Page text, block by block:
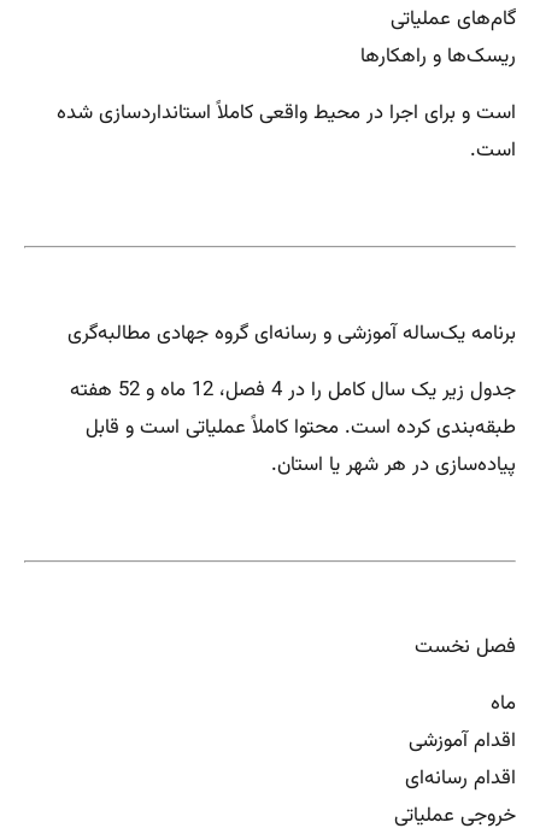
گام‌های عملیاتی
ریسک‌ها و راهکارها
است و برای اجرا در محیط واقعی کاملاً استانداردسازی شده
است.
برنامه یک‌ساله آموزشی و رسانه‌ای گروه جهادی مطالبه‌گری
جدول زیر یک سال کامل را در 4 فصل، 12 ماه و 52 هفته
طبقه‌بندی کرده است. محتوا کاملاً عملیاتی است و قابل
پیاده‌سازی در هر شهر یا استان.
فصل نخست
ماه
اقدام آموزشی
اقدام رسانه‌ای
خروجی عملیاتی